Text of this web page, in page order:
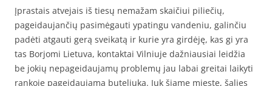
Įprastais atvejais iš tiesų nemažam skaičiui piliečių,
pageidaujančių pasimėgauti ypatingu vandeniu, galinčiu
padėti atgauti gerą sveikatą ir kurie yra girdėję, kas gi yra
tas Borjomi Lietuva, kontaktai Vilniuje dažniausiai leidžia
be jokių nepageidaujamų problemų jau labai greitai laikyti
rankoje pageidaujamą buteliuką. Juk šiame mieste, šalies